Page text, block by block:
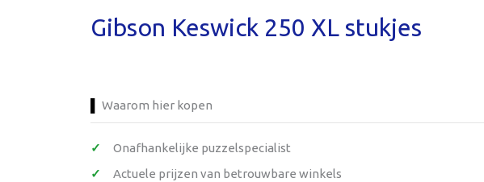
Gibson Keswick 250 XL stukjes
Waarom hier kopen
Onafhankelijke puzzelspecialist
Actuele prijzen van betrouwbare winkels